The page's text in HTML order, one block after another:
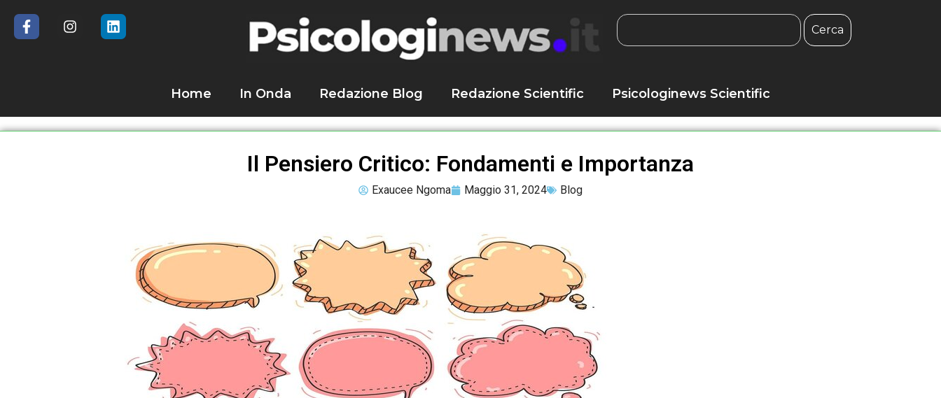
Cerca
Home In Onda Redazione Blog Redazione Scientific Psicologinews Scientific
Il Pensiero Critico: Fondamenti e Importanza
Exaucee Ngoma Maggio 31, 2024 Blog